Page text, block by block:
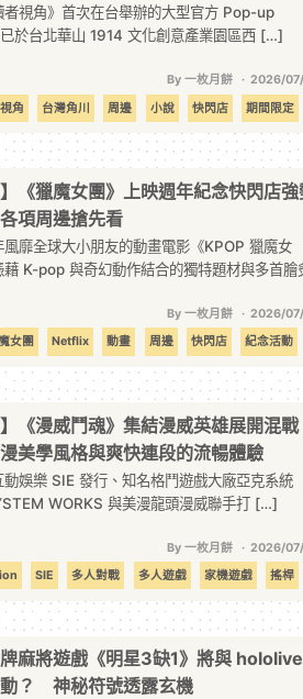
者視角》首次在台舉辦的大型官方 Pop-up
於台北華山 1914 文化創意產業園區西 […]
By 一枚月餅
2026/
角
台灣角川 周邊 小說 快閃店 期間限定
】《獵魔女團》上映週年紀念快閃店
項周邊搶先看
風靡全球大小朋友的動畫電影《KPOP 獵魔女
藉 K-pop 與奇幻動作結合的獨特題材與多首膾
By 一枚月餅
2026/
女團
Netflix 動畫 周邊 快閃店 紀念活動
週年 電影
】《漫威鬥魂》集結漫威英雄展開混
美學風格與爽快連段的流暢體驗
動娛樂 SIE 發行、知名格鬥遊戲大廠亞克系統
WORKS 與美漫龍頭漫威聯手打 […]
By 一枚月餅
2026/
SIE 多人對戰 多人遊戲 家機遊戲 搖桿
鬥 格鬥遊戲 漫威鬥魂 評測
麻將遊戲《明星3缺1》將與 hololive
？ 神秘符號透露玄機